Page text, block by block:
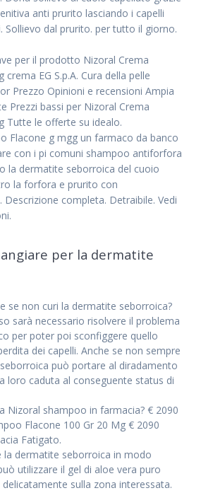
anti prurito lasciando i capelli
Sollievo dal prurito. per tutto il giorno.
per il prodotto Nizoral Crema
EG S.p.A. Cura della pelle
Prezzo Opinioni e recensioni Ampia
Prezzi bassi per Nizoral Crema
Tutte le offerte su idealo.
Flacone g mgg un farmaco da banco
con i pi comuni shampoo antiforfora
la dermatite seborroica del cuoio
la forfora e prurito con
Descrizione completa. Detraibile. Vedi
per la dermatite
se non curi la dermatite seborroica?
sarà necessario risolvere il problema
per poter poi sconfiggere quello
dei capelli. Anche se non sempre
può portare al diradamento
loro caduta al conseguente status di
Nizoral shampoo in farmacia? € 2090
Flacone 100 Gr 20 Mg € 2090
Fatigato.
la dermatite seborroica in modo
utilizzare il gel di aloe vera puro
sulla zona interessata.